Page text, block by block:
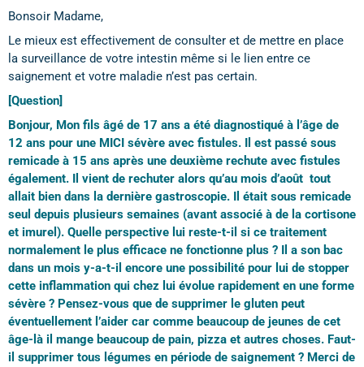
Bonsoir Madame,
Le mieux est effectivement de consulter et de mettre en place
la surveillance de votre intestin même si le lien entre ce
saignement et votre maladie n’est pas certain.
[Question]
Bonjour, Mon fils âgé de 17 ans a été diagnostiqué à l’âge de
12 ans pour une MICI sévère avec fistules. Il est passé sous
remicade à 15 ans après une deuxième rechute avec fistules
également. Il vient de rechuter alors qu’au mois d’août tout
allait bien dans la dernière gastroscopie. Il était sous remicade
seul depuis plusieurs semaines (avant associé à de la cortisone
et imurel). Quelle perspective lui reste-t-il si ce traitement
normalement le plus efficace ne fonctionne plus ? Il a son bac
dans un mois y-a-t-il encore une possibilité pour lui de stopper
cette inflammation qui chez lui évolue rapidement en une forme
sévère ? Pensez-vous que de supprimer le gluten peut
éventuellement l’aider car comme beaucoup de jeunes de cet
âge-là il mange beaucoup de pain, pizza et autres choses. Faut-
il supprimer tous légumes en période de saignement ? Merci de